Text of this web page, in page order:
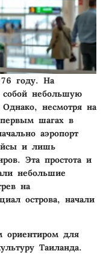
году. На
собой небольшую
несмотря на
шагах в
аэропорт
и лишь
Эта простота и
небольшие
на
острова, начали
ориентиром для
Таиланда.